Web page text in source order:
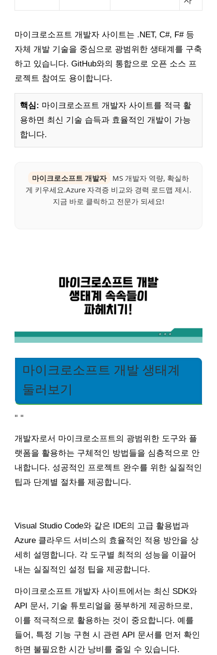
마이크로소프트 개발자 사이트는 .NET, C#, F# 등
자체 개발 기술을 중심으로 광범위한 생태계를 구축
하고 있습니다. GitHub와의 통합으로 오픈 소스 프
로젝트 참여도 용이합니다.
핵심: 마이크로소프트 개발자 사이트를 적극 활
용하면 최신 기술 습득과 효율적인 개발이 가능
합니다.
마이크로소프트 개발자
MS 개발자 역량, 확실하
게 키우세요.Azure 자격증 비교와 경력 로드맵 제시.
지금 바로 클릭하고 전문가 되세요!
마이크로소프트 개발 생태계
둘러보기
" "
개발자로서 마이크로소프트의 광범위한 도구와 플
랫폼을 활용하는 구체적인 방법들을 심층적으로 안
내합니다. 성공적인 프로젝트 완수를 위한 실질적인
팁과 단계별 절차를 제공합니다.
Visual Studio Code와 같은 IDE의 고급 활용법과
Azure 클라우드 서비스의 효율적인 적용 방안을 상
세히 설명합니다. 각 도구별 최적의 성능을 이끌어
내는 실질적인 설정 팁을 제공합니다.
마이크로소프트 개발자 사이트에서는 최신 SDK와
API 문서, 기술 튜토리얼을 풍부하게 제공하므로,
이를 적극적으로 활용하는 것이 중요합니다. 예를
들어, 특정 기능 구현 시 관련 API 문서를 먼저 확인
하면 불필요한 시간 낭비를 줄일 수 있습니다.